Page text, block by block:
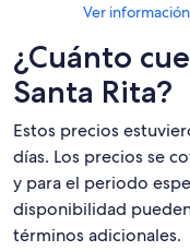
Ver
¿Cuánto
Santa Rita?
Estos precios
días. Los precios se
y para el periodo
disponibilidad
términos adicionales.